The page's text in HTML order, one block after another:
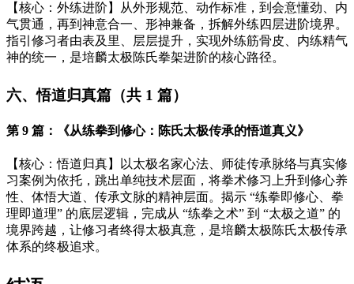
【核心：外练进阶】从外形规范、动作标准，到会意懂劲、内
气贯通，再到神意合一、形神兼备，拆解外练四层进阶境界。
指引修习者由表及里、层层提升，实现外练筋骨皮、内练精气
神的统一，是培麟太极陈氏拳架进阶的核心路径。
六、悟道归真篇（共 1 篇）
第 9 篇：《从练拳到修心：陈氏太极传承的悟道真义》
【核心：悟道归真】以太极名家心法、师徒传承脉络与真实修
习案例为依托，跳出单纯技术层面，将拳术修习上升到修心养
性、体悟大道、传承文脉的精神层面。揭示 “练拳即修心、拳
理即道理” 的底层逻辑，完成从 “练拳之术” 到 “太极之道” 的
境界跨越，让修习者终得太极真意，是培麟太极陈氏太极传承
体系的终极追求。